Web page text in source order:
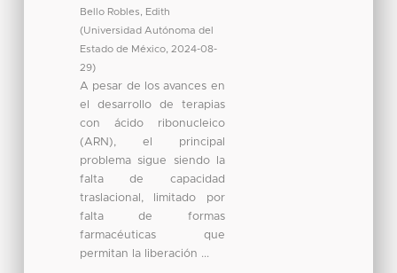
Bello Robles, Edith
(Universidad Autónoma del
Estado de México, 2024-08-
29)
A pesar de los avances en
el desarrollo de terapias
con ácido ribonucleico
(ARN), el principal
problema sigue siendo la
falta de capacidad
traslacional, limitado por
falta de formas
farmacéuticas que
permitan la liberación ...